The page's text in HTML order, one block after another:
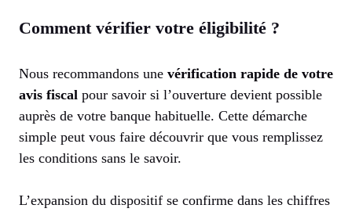
Comment vérifier votre éligibilité ?
Nous recommandons une vérification rapide de votre
avis fiscal pour savoir si l’ouverture devient possible
auprès de votre banque habituelle. Cette démarche
simple peut vous faire découvrir que vous remplissez
les conditions sans le savoir.
L’expansion du dispositif se confirme dans les chiffres